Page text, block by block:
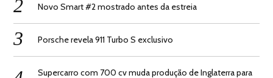
Novo Smart #2 mostrado antes da estreia
Porsche revela 911 Turbo S exclusivo
Supercarro com 700 cv muda produção de Inglaterra para